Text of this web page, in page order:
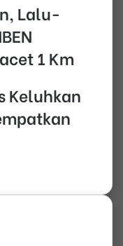
Lalu-
1 Km
Keluhkan